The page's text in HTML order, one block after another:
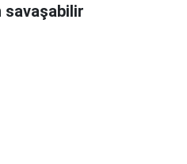
savaşabilir